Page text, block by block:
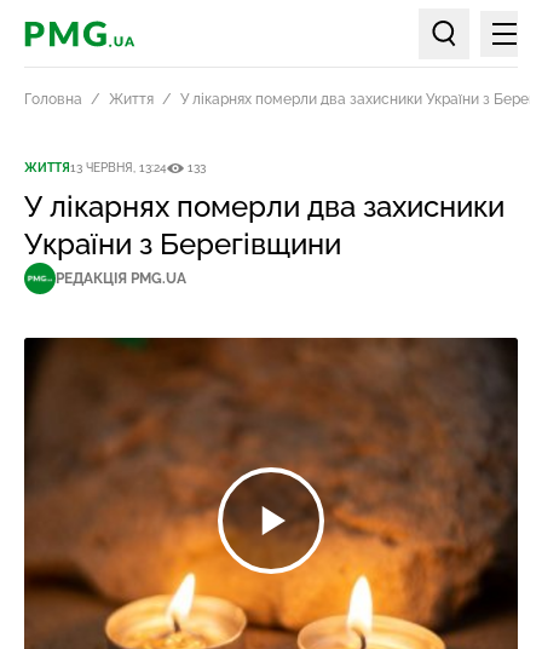
PMG.ua
Пошук по
Головна Життя У лікарнях померли два захисники України з
ЖИТТЯ13 ЧЕРВНЯ, 13:24 133
У лікарнях померли два захисники
України з Берегівщини
РЕДАКЦІЯ PMG.UA